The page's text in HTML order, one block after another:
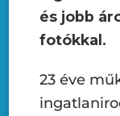
és jobb
fotókkal.
23 éve